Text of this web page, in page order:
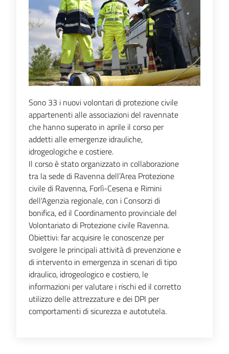
sostegno
Partecipazione
formazione
Sono 33 i nuovi volontari di protezione civile
appartenenti alle associazioni del ravennate
che hanno superato in aprile il corso per
addetti alle emergenze idrauliche,
idrogeologiche e costiere.
Il corso è stato organizzato in collaborazione
tra la sede di Ravenna dell’Area Protezione
civile di Ravenna, Forlì-Cesena e Rimini
dell'Agenzia regionale, con i Consorzi di
bonifica, ed il Coordinamento provinciale del
Volontariato di Protezione civile Ravenna.
Obiettivi: far acquisire le conoscenze per
svolgere le principali attività di prevenzione e
di intervento in emergenza in scenari di tipo
idraulico, idrogeologico e costiero, le
informazioni per valutare i rischi ed il corretto
utilizzo delle attrezzature e dei DPI per
comportamenti di sicurezza e autotutela.